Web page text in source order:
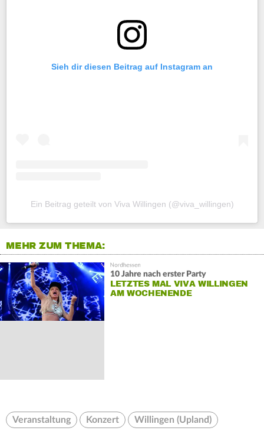
Sieh dir diesen Beitrag auf Instagram an
Ein Beitrag geteilt von Viva Willingen (@viva_willingen)
MEHR ZUM THEMA:
10 Jahre nach erster Party
LETZTES MAL VIVA WILLINGEN
AM WOCHENENDE
Veranstaltung Konzert Willingen (Upland)